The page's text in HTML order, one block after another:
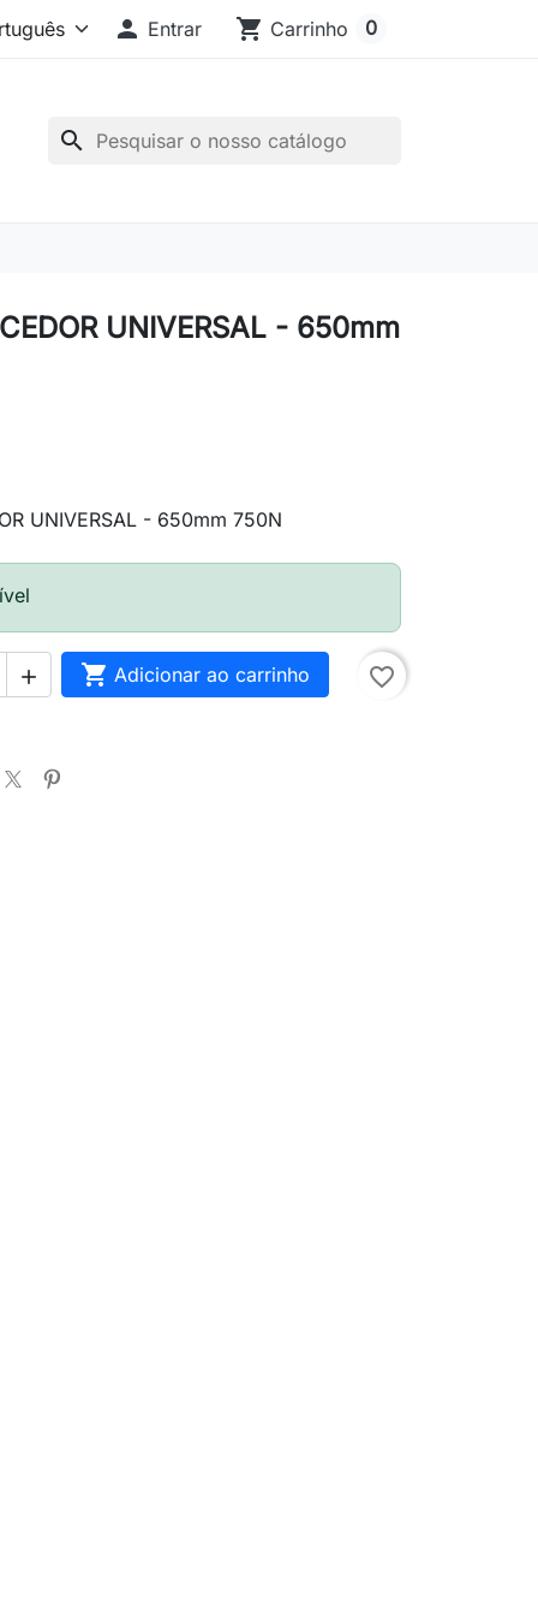
 Entrar shopping_cart Carrinho 0
search
UNIVERSAL - 650mm
UNIVERSAL - 650mm 750N
  Adicionar ao carrinho favorite_border